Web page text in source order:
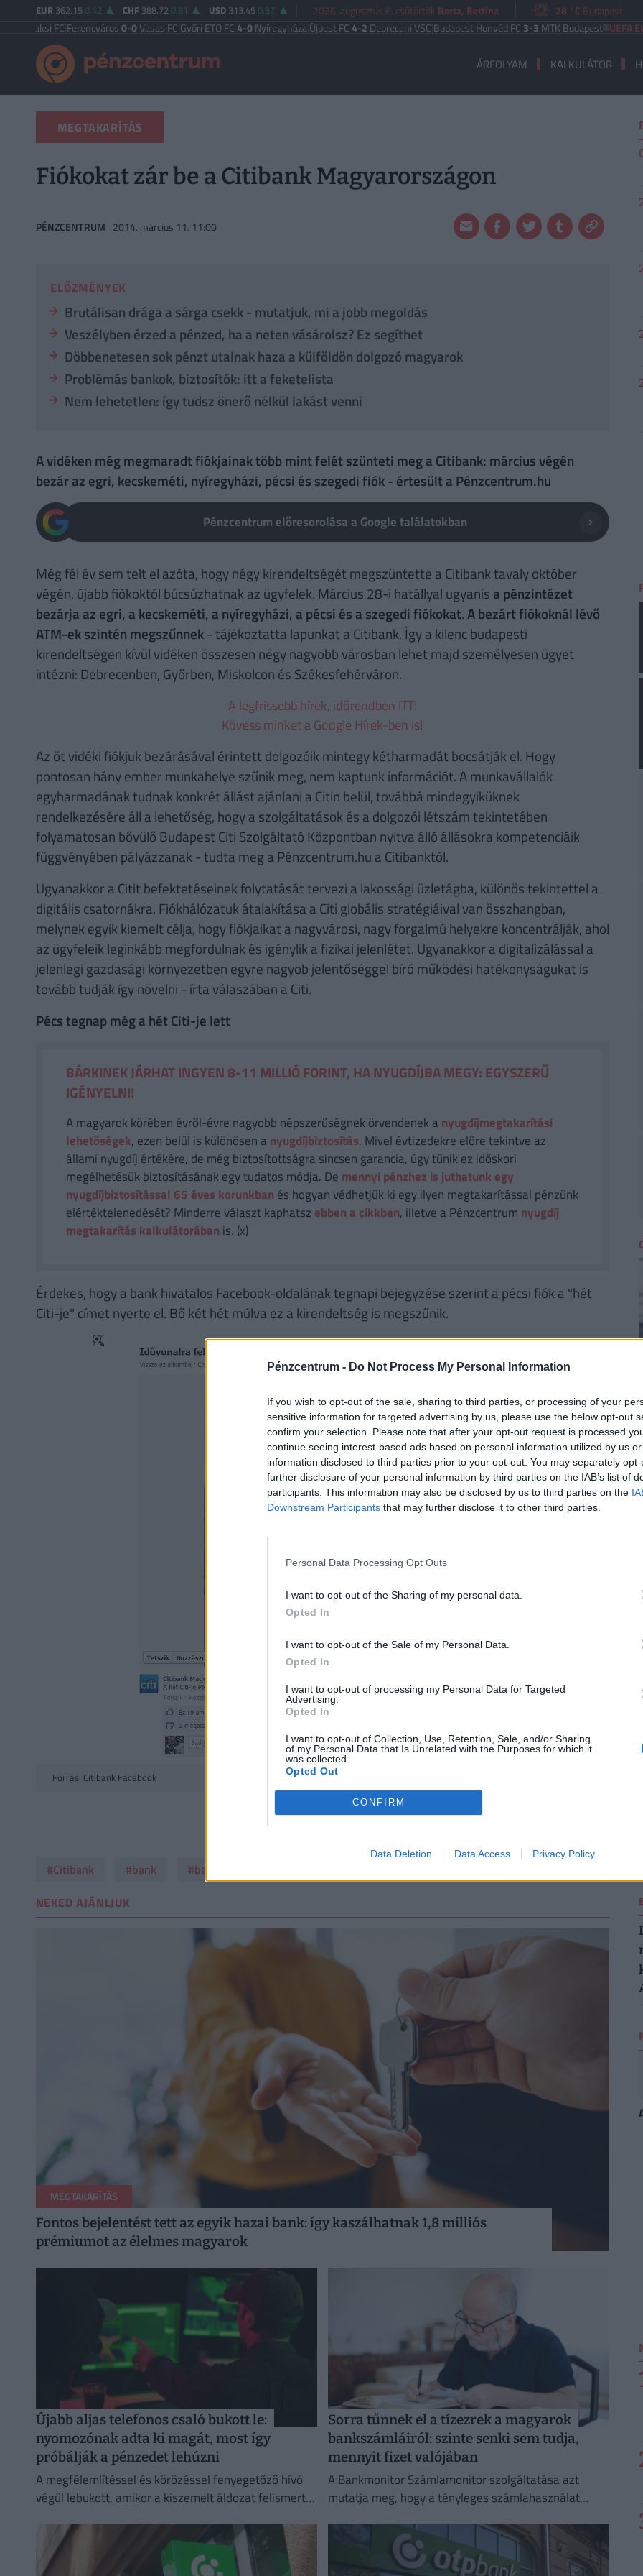
Pénzcentrum - Do Not Process My Personal Information
If you wish to opt-out of the sale, sharing to third parties, or processing of your
sensitive information for targeted advertising by us, please use the below opt-out
confirm your selection. Please note that after your opt-out request is processed
continue seeing interest-based ads based on personal information utilized by us
information disclosed to third parties prior to your opt-out. You may separately
further disclosure of your personal information by third parties on the IAB’s list of
participants. This information may also be disclosed by us to third parties on the
Downstream Participants that may further disclose it to other third parties.
Personal Data Processing Opt Outs
I want to opt-out of the Sharing of my personal data.
Opted In
I want to opt-out of the Sale of my Personal Data.
Opted In
I want to opt-out of processing my Personal Data for Targeted
Advertising.
Opted In
I want to opt-out of Collection, Use, Retention, Sale, and/or Sharing
of my Personal Data that Is Unrelated with the Purposes for which it
was collected.
Opted Out
CONFIRM
Data Deletion Data Access Privacy Policy
EUR 362.15 0.42 CHF 388.72 0.81 USD 313.45 0.37 2026. augusztus 6. csütörtök Berta, Bettina 28 °C Budapest
Ferencváros0-0Vasas FC|Győri ETO FC 4-0Nyíregyháza|Újpest FC4-2Debreceni VSC|Budapest Honvéd FC3-3MTK Budapest UEFA EURÓPA
ÁRFOLYAM KALKULÁTOR
MEGTAKARÍTÁS
Fiókokat zár be a Citibank Magyarországon
PÉNZCENTRUM 2014. március 11. 11:00
ELŐZMÉNYEK
Brutálisan drága a sárga csekk - mutatjuk, mi a jobb megoldás
Veszélyben érzed a pénzed, ha a neten vásárolsz? Ez segíthet
Döbbenetesen sok pénzt utalnak haza a külföldön dolgozó magyarok
Problémás bankok, biztosítók: itt a feketelista
Nem lehetetlen: így tudsz önerő nélkül lakást venni
A vidéken még megmaradt fiókjainak több mint felét szünteti meg a Citibank: március végén
bezár az egri, kecskeméti, nyíregyházi, pécsi és szegedi fiók - értesült a Pénzcentrum.hu
Pénzcentrum előresorolása a Google találatokban
Még fél év sem telt el azóta, hogy négy kirendeltségét megszüntette a Citibank tavaly október
végén, újabb fiókoktól búcsúzhatnak az ügyfelek. Március 28-i hatállyal ugyanis a pénzintézet
bezárja az egri, a kecskeméti, a nyíregyházi, a pécsi és a szegedi fiókokat.A bezárt fiókoknál lévő
ATM-ek szintén megszűnnek- tájékoztatta lapunkat a Citibank. Így a kilenc budapesti
kirendeltségen kívül vidéken összesen négy nagyobb városban lehet majd személyesen ügyet
intézni: Debrecenben, Győrben, Miskolcon és Székesfehérváron.
A legfrissebb hírek, időrendben ITT!
Kövess minket a Google Hírek-ben is!
Az öt vidéki fiókjuk bezárásával érintett dolgozóik mintegy kétharmadát bocsátják el. Hogy
pontosan hány ember munkahelye szűnik meg, nem kaptunk információt. A munkavállalók
egyharmadának tudnak konkrét állást ajánlani a Citin belül, továbbá mindegyiküknek
rendelkezésére áll a lehetőség, hogy a szolgáltatások és a dolgozói létszám tekintetében
folyamatosan bővülő Budapest Citi Szolgáltató Központban nyitva álló állásokra kompetenciáik
függvényében pályázzanak - tudta meg a Pénzcentrum.hu a Citibanktól.
Ugyanakkor a Citit befektetéseinek folytatását tervezi a lakossági üzletágba, különös tekintettel a
digitális csatornákra. Fiókhálózatuk átalakítása a Citi globális stratégiáival van összhangban,
melynek egyik kiemelt célja, hogy fiókjaikat a nagyvárosi, nagy forgalmú helyekre koncentrálják, ahol
az ügyfeleik leginkább megfordulnak és igénylik a fizikai jelenlétet. Ugyanakkor a digitalizálással a
jelenlegi gazdasági környezetben egyre nagyob jelentőséggel bíró működési hatékonyságukat is
tovább tudják így növelni - írta válaszában a Citi.
Pécs tegnap még a hét Citi-je lett
BÁRKINEK JÁRHAT INGYEN 8-11 MILLIÓ FORINT, HA NYUGDÍJBA MEGY: EGYSZERŰ
IGÉNYELNI!
A magyarok körében évről-évre nagyobb népszerűségnek örvendenek a nyugdíjmegtakarítási
lehetőségek, ezen belül is különösen a nyugdíjbiztosítás. Mivel évtizedekre előre tekintve az
állami nyugdíj értékére, de még biztosítottságra sincsen garancia, úgy tűnik ez időskori
megélhetésük biztosításának egy tudatos módja. De mennyi pénzhez is juthatunk egy
nyugdíjbiztosítással 65 éves korunkban és hogyan védhetjük ki egy ilyen megtakarítással pénzünk
elértéktelenedését? Minderre választ kaphatsz ebben a cikkben, illetve a Pénzcentrum nyugdíj
megtakarítás kalkulátorában is. (x)
Érdekes, hogy a bank hivatalos Facebook-oldalának tegnapi bejegyzése szerint a pécsi fiók a "hét
Citi-je" címet nyerte el. Bő két hét múlva ez a kirendeltség is megszűnik.
Forrás: Citibank Facebook
#Citibank #bank
#bankfiók
NEKED AJÁNLJUK
MEGTAKARÍTÁS
Fontos bejelentést tett az egyik hazai bank: így kaszálhatnak 1,8 milliós
prémiumot az élelmes magyarok
Újabb aljas telefonos csaló bukott le:
nyomozónak adta ki magát, most így
próbálják a pénzedet lehúzni
A megfélemlítéssel és körözéssel fenyegetőző hívó
végül lebukott, amikor a kiszemelt áldozat felismerte
az elkövetőt.
Sorra tűnnek el a tízezrek a magyarok
bankszámláiról: szinte senki sem tudja,
mennyit fizet valójában
A Bankmonitor Számlamonitor szolgáltatása azt
mutatja meg, hogy a tényleges számlahasználat